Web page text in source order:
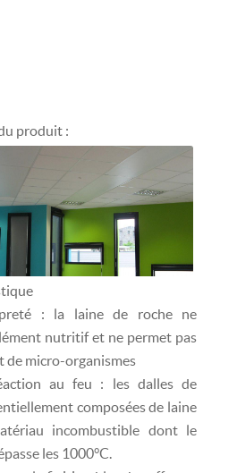
produit :
: la laine de roche ne
nutritif et ne permet pas
de micro-organismes
au feu : les dalles de
composées de laine
incombustible dont le
les 1000°C.